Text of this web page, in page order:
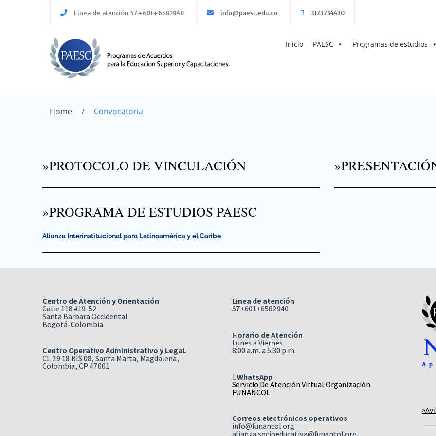
Linea de atención 57+601+6582940 info@paesc.edu.co 3173734430
PAESC
Programa de acuerdos para la educación
Inicio PAESC Programas de estudios
Home Convocatoria
»PROTOCOLO DE VINCULACIÓN
»PROGRAMA DE ESTUDIOS PAESC
Alianza Interinstitucional para Latinoamérica y el Caribe
Centro de Atención y Orientación
Calle 118 #19-52
Santa Barbara Occidental.
Bogotá-Colombia.
Centro Operativo Administrativo y LegaL
CL 29 18 BIS 08, Santa Marta, Magdalena,
Colombia, CP 47001
Linea de atención
57+601+6582940
Horario de Atención
Lunes a Viernes
8:00 a.m. a 5:30 p.m.
WhatsApp
Servicio De Atención Virtual Organización
FUNANCOL
Correos electrónicos operativos
info@funancol.org
alianza.socioeducativa@funancol.org